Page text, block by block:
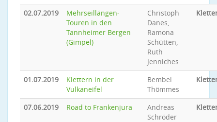
02.07.2019
Mehrseillängen-
Touren in den
Tannheimer Bergen
(Gimpel)
Christoph
Danes,
Ramona
Schütten,
Ruth
Jenniches
01.07.2019
Klettern in der
Vulkaneifel
Bembel
Thömmes
07.06.2019 Road to Frankenjura
Andreas
Schröder